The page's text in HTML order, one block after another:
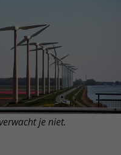
je niet.